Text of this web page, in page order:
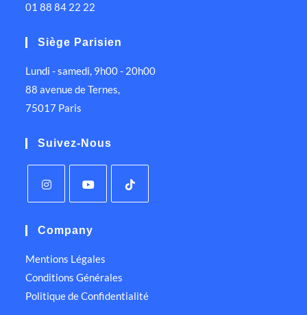
01 88 84 22 22
Siège Parisien
Lundi - samedi, 9h00 - 20h00
88 avenue de Ternes,
75017 Paris
Suivez-Nous
Company
Mentions Légales
Conditions Générales
Politique de Confidentialité